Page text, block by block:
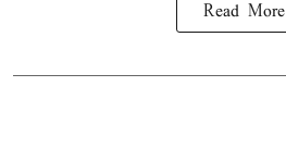
Read More